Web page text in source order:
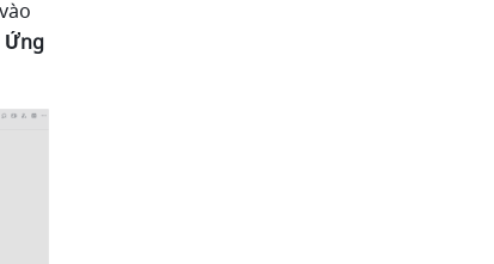
Ứng